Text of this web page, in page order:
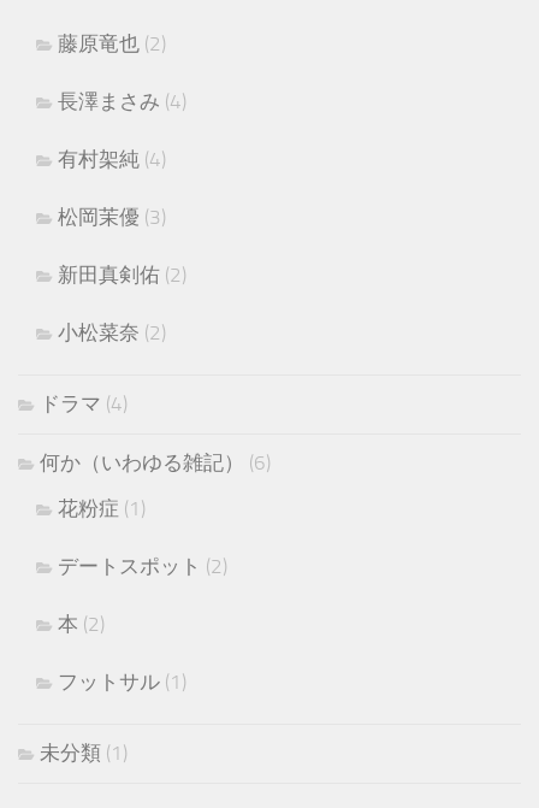
藤原竜也 (2)
長澤まさみ (4)
有村架純 (4)
松岡茉優 (3)
新田真剣佑 (2)
小松菜奈 (2)
ドラマ (4)
何か（いわゆる雑記）
(6)
花粉症 (1)
デートスポット (2)
本 (2)
フットサル (1)
未分類 (1)